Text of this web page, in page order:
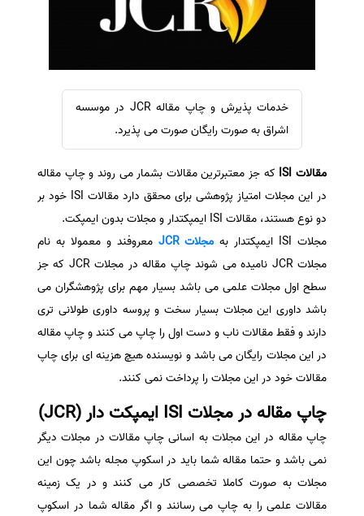
ترجمه عربی به فارسی
مشاهده همه زبان ها
سفارش ویرایش
سفارش پارافریز
سفارش فرمت‌بندی
سفارش کاهش کمیت
سفارش معرفی مجله
سفارش معرفی مقاله
سفارش معرفی کتاب
سفارش چکیده مبسوط
سفارش ترجمه مولتی‌مدیا
سفارش گویندگی
سفارش تولید محتوا
سفارش ترجمه همزمان
سفارش چکیده گرافیکی
سفارش تهیه کاورلتر
سفارش انگیزه‌نامه‌SOP
خدمات پذیرش و چاپ مقاله JCR در موسسه
اشراق به صورت رایگان صورت می پذیرد.
مقالات ISI
که جز معتبرترین مقالات بشمار می روند و چاپ مقاله
در این مجلات امتیاز پژوهشی برای محقق دارد مقالات ISI خود بر
دو نوع هستند، مقالات ISI ایمپکتدار و مجلات بدون ایمپکت.
مجلات ISI ایمپکتدار به
مجلات JCR
معروفند و معمولا به نام
مجلات JCR نامیده می شوند چاپ مقاله در مجلات JCR که جز
سطح اول مجلات علمی می باشد بسیار مهم برای پژوهشگران می
باشد داوری این مجلات بسیار سخت و پروسه داوری طولانی تری
دارند و فقط مقالات ناب و دست اول را چاپ می کنند و چاپ مقاله
در این مجلات رایگان می باشد و نویسنده هیچ هزینه ای برای چاپ
مقالات خود در این مجلات را پرداخت نمی کنند.
چاپ مقاله در مجلات ISI ایمپکت دار (JCR)
چاپ مقاله در این مجلات به اسانی چاپ مقالات در مجلات دیگر
نمی باشد و حتما مقاله شما باید در اسکوپ مجله باشد چون این
مجلات به صورت کاملا تخصصی کار می کنند و در یک زمینه
مقالات علمی را به چاپ می رسانند و اگر مقاله شما در اسکوپ